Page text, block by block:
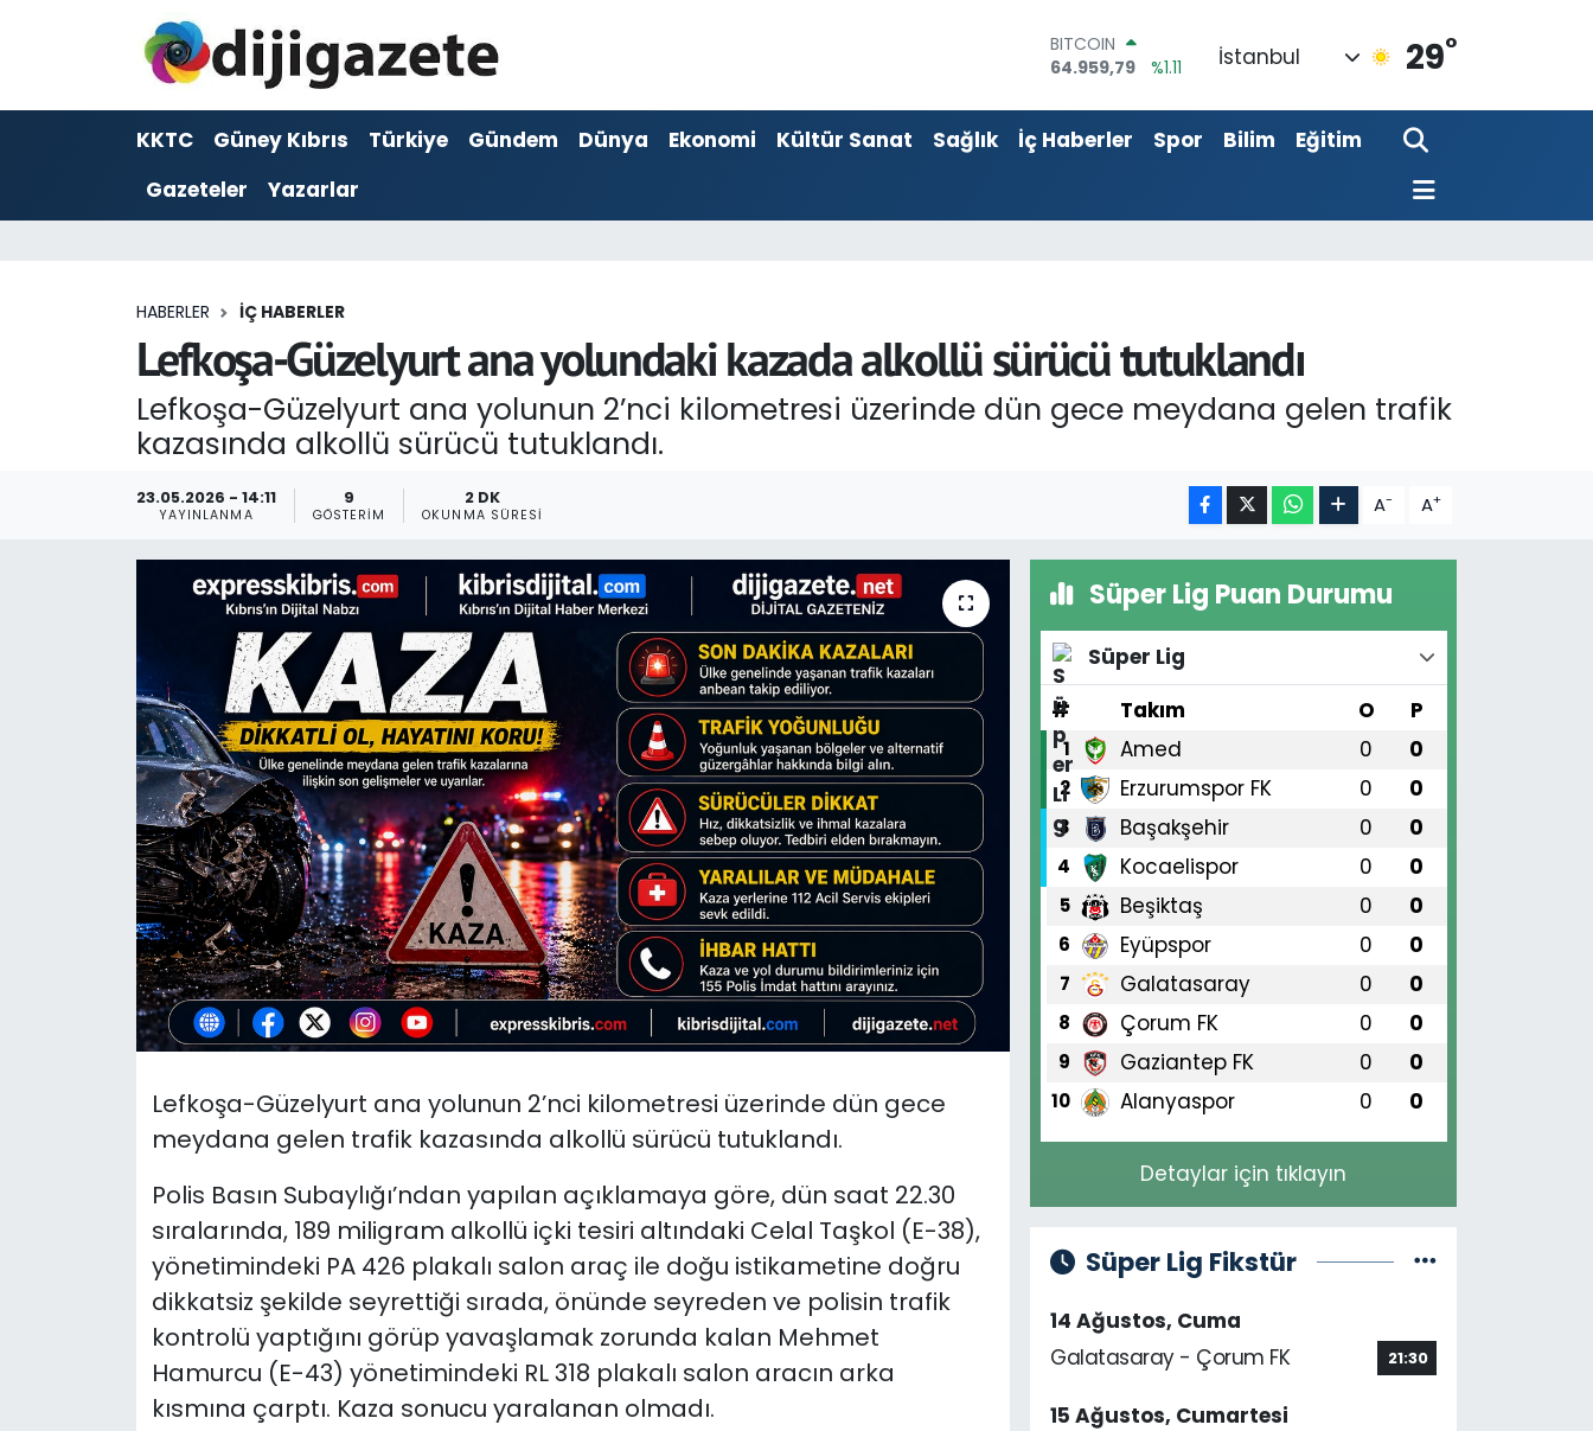
DOLAR
47,7436
%0.18
55,2510
%0.32
STERLİN
İstanbul 29°
KKTC Güney Kıbrıs Türkiye Gündem Dünya Ekonomi Kültür Sanat Sağlık İç Haberler Spor Bilim
Eğitim
Gazeteler
Yazarlar
HABERLER İÇ HABERLER
Lefkoşa-Güzelyurt ana yolundaki kazada alkollü sürücü tutuklandı
Lefkoşa-Güzelyurt ana yolunun 2’nci kilometresi üzerinde dün gece meydana gelen trafik
kazasında alkollü sürücü tutuklandı.
23.05.2026 - 14:11
YAYINLANMA
9
GÖSTERIM
2 DK
OKUNMA SÜRESI A- A+
Lefkoşa-Güzelyurt ana yolunun 2’nci kilometresi üzerinde dün gece
meydana gelen trafik kazasında alkollü sürücü tutuklandı.
Polis Basın Subaylığı’ndan yapılan açıklamaya göre, dün saat 22.30
sıralarında, 189 miligram alkollü içki tesiri altındaki Celal Taşkol (E-38),
yönetimindeki PA 426 plakalı salon araç ile doğu istikametine doğru
dikkatsiz şekilde seyrettiği sırada, önünde seyreden ve polisin trafik
kontrolü yaptığını görüp yavaşlamak zorunda kalan Mehmet
Hamurcu (E-43) yönetimindeki RL 318 plakalı salon aracın arka
kısmına çarptı. Kaza sonucu yaralanan olmadı.
Süper Lig Puan Durumu
Süper Lig
#
Takım O P
1 Amed 0 0
2 Erzurumspor FK 0 0
3 Başakşehir 0 0
4 Kocaelispor 0 0
5 Beşiktaş 0 0
6 Eyüpspor 0 0
7 Galatasaray 0 0
8 Çorum FK 0 0
9 Gaziantep FK 0 0
10 Alanyaspor 0 0
Detaylar için tıklayın
Süper Lig Fikstür
14 Ağustos, Cuma
Galatasaray - Çorum FK
21:30
15 Ağustos, Cumartesi
ADVERTORIAL
Dijigazete
Foto Galeri
KKTC YEREL SEÇİM 2018
Kültür Sanat
Magazin
Nöbetçi Eczaneler
Otomobil Dünyası
Politika
Teknoloji
Video Galeri
Hava Durumu
Trafik Durumu
Son Dakika Haberleri
Haber Arşivi